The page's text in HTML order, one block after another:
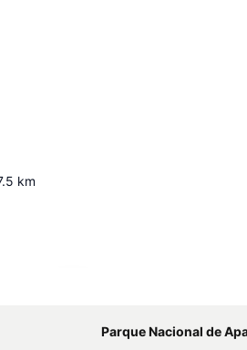
km
Parque Nacional de Aparados da